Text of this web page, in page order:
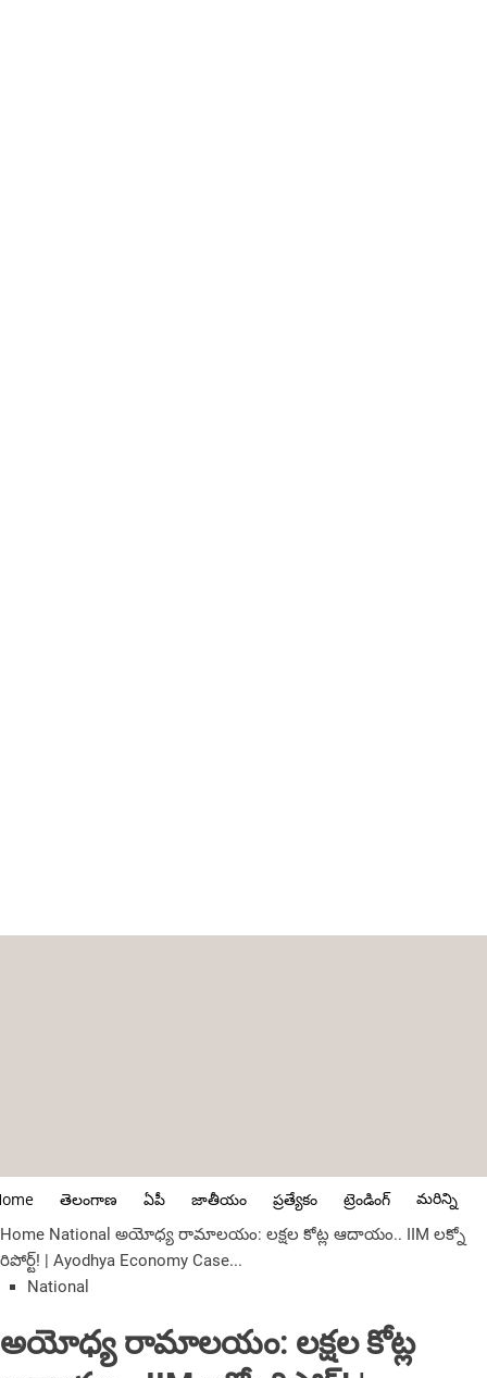
తెలంగాణ ఏపీ జాతీయం ప్రత్యేకం ట్రెండింగ్ మరిన్ని
Home National అయోధ్య రామాలయం: లక్షల కోట్ల ఆదాయం.. IIM లక్నో
రిపోర్ట్! | Ayodhya Economy Case...
National
అయోధ్య రామాలయం: లక్షల కోట్ల